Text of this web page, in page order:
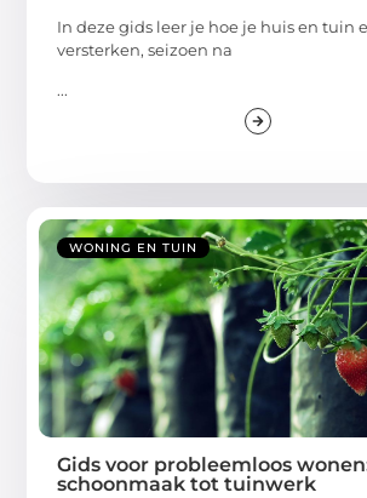
In deze gids leer je hoe je huis en tuin
versterken, seizoen na
...
WONING EN TUIN
Gids voor probleemloos
schoonmaak tot tuinwerk